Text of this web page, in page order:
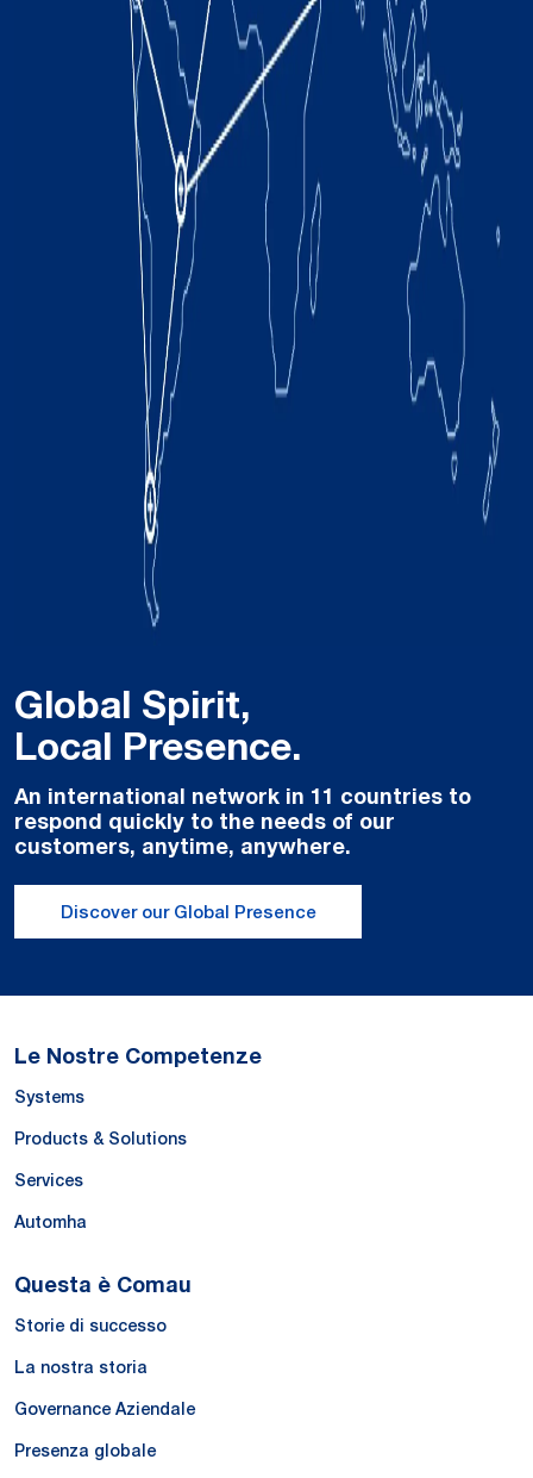
Global Spirit,
Local Presence.
An international network in 11 countries to
respond quickly to the needs of our
customers, anytime, anywhere.
Discover our Global Presence
Le Nostre Competenze
Systems
Products & Solutions
Services
Automha
Questa è Comau
Storie di successo
La nostra storia
Governance Aziendale
Presenza globale